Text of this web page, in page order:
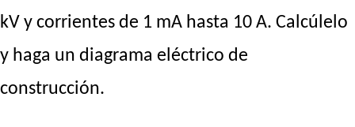
kV y corrientes de 1 mA hasta 10 A. Calcúlelo
y haga un diagrama eléctrico de
construcción.